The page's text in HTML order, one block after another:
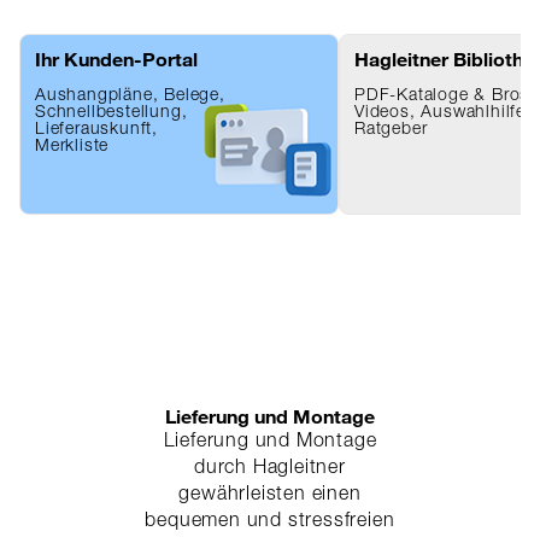
Ihr Kunden-Portal
Aushangpläne, Belege,
Schnellbestellung,
Lieferauskunft,
Merkliste
Hagleitner
PDF-Kataloge &
Videos,
Ratgeber
Lieferung und Montage
Lieferung und Montage
durch Hagleitner
gewährleisten einen
bequemen und stressfreien